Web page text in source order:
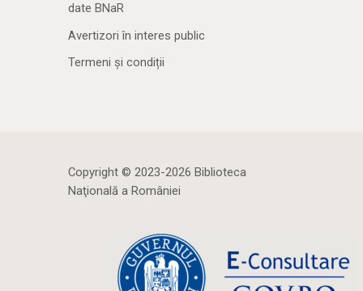
date BNaR
Avertizori în interes public
Termeni și condiții
Copyright © 2023-2026 Biblioteca
Naţională a României